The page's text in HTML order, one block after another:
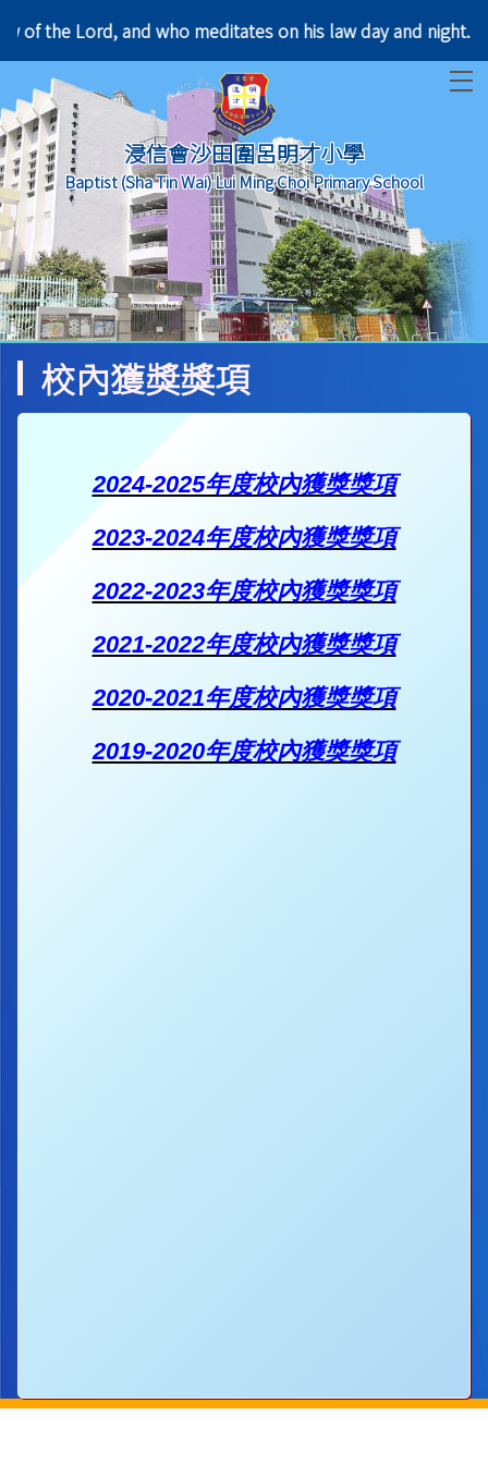
of the Lord, and who meditates on his law day and night.
浸信會沙田圍呂明才小學
Baptist (Sha Tin Wai) Lui Ming Choi Primary School
校內獲獎獎項
2024-2025年度校內獲獎獎項
2023-2024年度校內獲獎獎項
2022-2023年度校內獲獎獎項
2021-2022年度校內獲獎獎項
2020-2021年度校內獲獎獎項
2019-2020年度校內獲獎獎項